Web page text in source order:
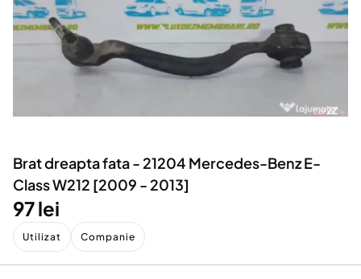
Servicii
Animale de companie
Afaceri și echipamente profesionale
Utilaje agricole si industriale
Piese auto si accesorii
Dacia Duster
Brat dreapta fata - 21204 Mercedes-Benz E-
Class W212 [2009 - 2013]
97 lei
Utilizat Companie